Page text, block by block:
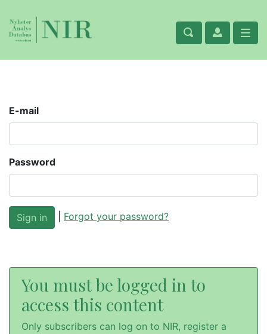
E-mail
Password
Forgot your password?
You must be logged in to
access this content
Only subscribers can log on to NIR, register a